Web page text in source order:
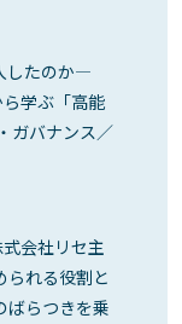
したのか―
学ぶ「高能
ガバナンス／
会社リセ主
られる役割と
らつきを乗